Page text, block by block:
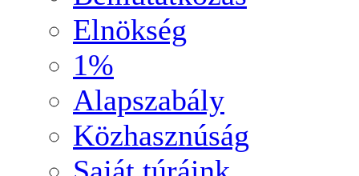
Elnökség
1%
Alapszabály
Közhasznúság